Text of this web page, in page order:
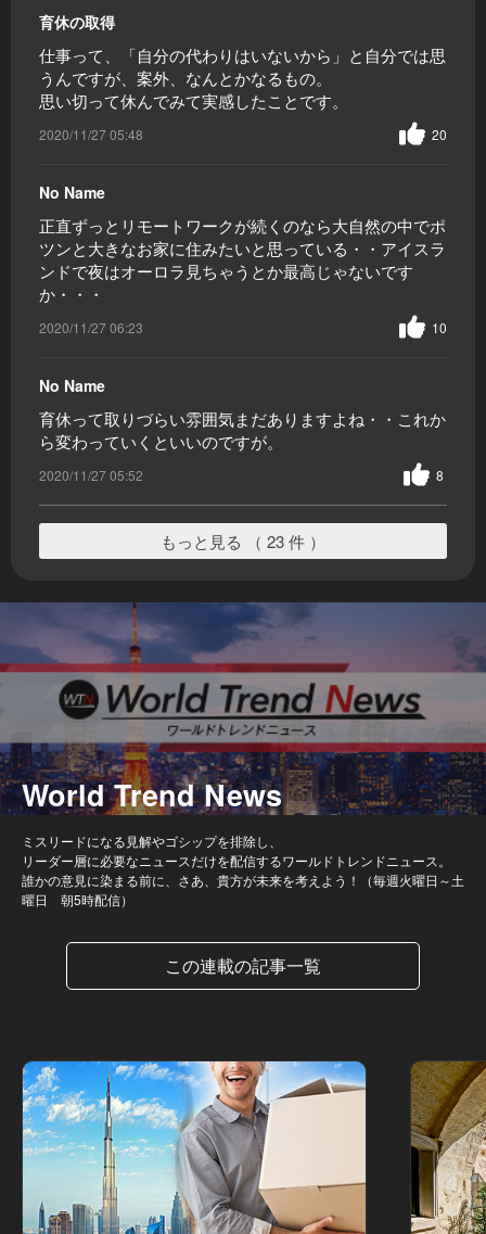
育休の取得
仕事って、「自分の代わりはいないから」と自分では思
うんですが、案外、なんとかなるもの。
思い切って休んでみて実感したことです。
2020/11/27 05:48 20
No Name
正直ずっとリモートワークが続くのなら大自然の中でポ
ツンと大きなお家に住みたいと思っている・・アイスラ
ンドで夜はオーロラ見ちゃうとか最高じゃないです
か・・・
2020/11/27 06:23 10
No Name
育休って取りづらい雰囲気まだありますよね・・これか
ら変わっていくといいのですが。
2020/11/27 05:52 8
もっと見る （ 23 件 ）
World Trend News
ミスリードになる見解やゴシップを排除し、
リーダー層に必要なニュースだけを配信するワールドトレンドニュース。
誰かの意見に染まる前に、さあ、貴方が未来を考えよう！（毎週火曜日～土
曜日 朝5時配信）
この連載の記事一覧